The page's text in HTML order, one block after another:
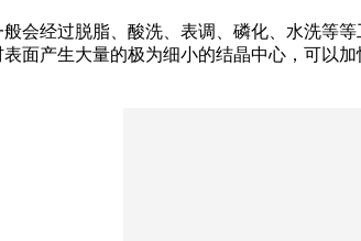
会经过脱脂、酸洗、表调、磷化、水洗等
面产生大量的极为细小的结晶中心，可以